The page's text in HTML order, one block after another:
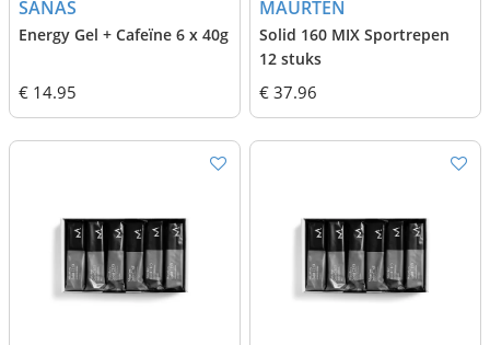
SANAS
Energy Gel + Cafeïne 6 x 40g
€ 14.95
MAURTEN
Solid 160 MIX Sportrepen
12 stuks
€ 37.96